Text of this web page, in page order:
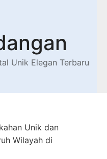
Unik Elegan Terbaru
Unik dan
Wilayah di